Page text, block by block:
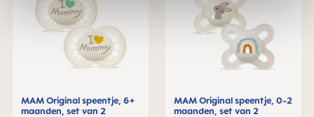
MAM Original speentje, 6+
maanden, set van 2
MAM Original speentje, 0-2
maanden, set van 2